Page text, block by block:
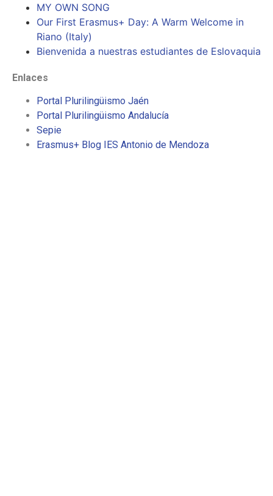
MY OWN SONG
Our First Erasmus+ Day: A Warm Welcome in
Riano (Italy)
Bienvenida a nuestras estudiantes de Eslovaquia
Enlaces
Portal Plurilingüismo Jaén
Portal Plurilingüismo Andalucía
Sepie
Erasmus+ Blog IES Antonio de Mendoza